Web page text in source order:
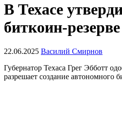
В Техасе
биткоин-резерве
22.06.2025 Василий Смирнов
Губернатор Техаса Грег Эбботт
разрешает создание автономного